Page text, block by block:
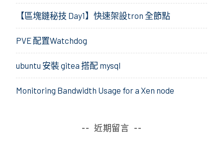
【區塊鏈秘技 Day1】快速架設tron 全節點
PVE 配置Watchdog
ubuntu 安裝 gitea 搭配 mysql
Monitoring Bandwidth Usage for a Xen node
近期留言